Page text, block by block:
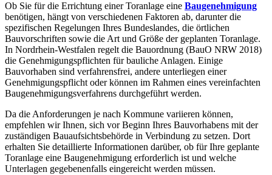
Ob Sie für die Errichtung einer Toranlage eine Baugenehmigung
benötigen, hängt von verschiedenen Faktoren ab, darunter die
spezifischen Regelungen Ihres Bundeslandes, die örtlichen
Bauvorschriften sowie die Art und Größe der geplanten Toranlage.
In Nordrhein-Westfalen regelt die Bauordnung (BauO NRW 2018)
die Genehmigungspflichten für bauliche Anlagen. Einige
Bauvorhaben sind verfahrensfrei, andere unterliegen einer
Genehmigungspflicht oder können im Rahmen eines vereinfachten
Baugenehmigungsverfahrens durchgeführt werden.
Da die Anforderungen je nach Kommune variieren können,
empfehlen wir Ihnen, sich vor Beginn Ihres Bauvorhabens mit der
zuständigen Bauaufsichtsbehörde in Verbindung zu setzen. Dort
erhalten Sie detaillierte Informationen darüber, ob für Ihre geplante
Toranlage eine Baugenehmigung erforderlich ist und welche
Unterlagen gegebenenfalls eingereicht werden müssen.